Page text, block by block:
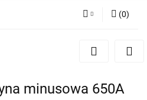
Zaloguj się
(0)
minusowa 650A